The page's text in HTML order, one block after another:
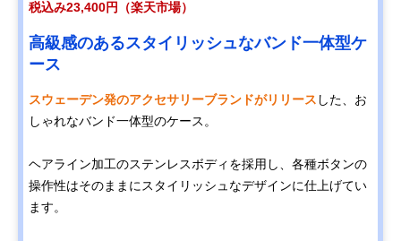
税込み23,400円（楽天市場）
高級感のあるスタイリッシュなバンド一体型ケ
ース
スウェーデン発のアクセサリーブランドがリリース した、お
しゃれなバンド一体型のケース。
ヘアライン加工のステンレスボディを採用し、各種ボタンの
操作性はそのままにスタイリッシュなデザインに仕上げてい
ます。